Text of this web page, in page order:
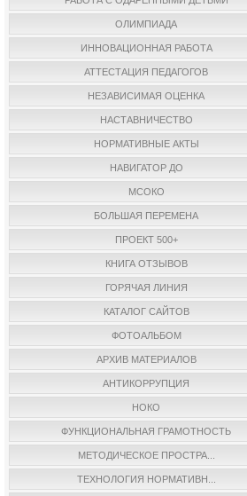
ОЛИМПИАДА
ИННОВАЦИОННАЯ РАБОТА
АТТЕСТАЦИЯ ПЕДАГОГОВ
НЕЗАВИСИМАЯ ОЦЕНКА
НАСТАВНИЧЕСТВО
НОРМАТИВНЫЕ АКТЫ
НАВИГАТОР ДО
МСОКО
БОЛЬШАЯ ПЕРЕМЕНА
ПРОЕКТ 500+
КНИГА ОТЗЫВОВ
ГОРЯЧАЯ ЛИНИЯ
КАТАЛОГ САЙТОВ
ФОТОАЛЬБОМ
АРХИВ МАТЕРИАЛОВ
АНТИКОРРУПЦИЯ
НОКО
ФУНКЦИОНАЛЬНАЯ ГРАМОТНОСТЬ
МЕТОДИЧЕСКОЕ ПРОСТРА...
ТЕХНОЛОГИЯ НОРМАТИВН...